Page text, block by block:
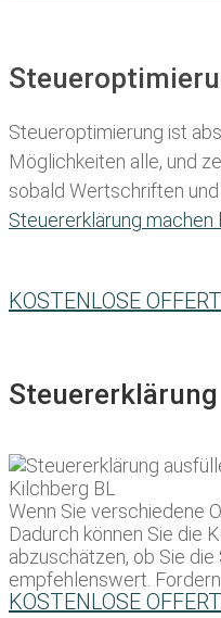
Steueroptimierung ist
Möglichkeiten alle, und
sobald Wertschriften
Steuererklärung machen
KOSTENLOSE
Wenn Sie verschiedene
Dadurch können Sie die
abzuschätzen, ob Sie
empfehlenswert.
KOSTENLOSE